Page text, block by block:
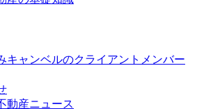
キャンベルのクライアントメンバー
動産ニュース